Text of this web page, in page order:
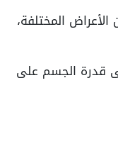
المختلفة،
قدرة الجسم على